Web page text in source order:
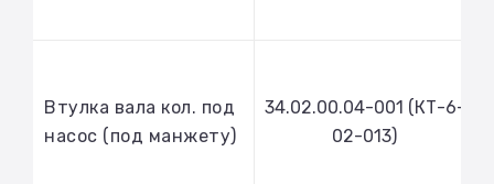
Втулка вала кол. под
насос (под манжету)
34.02.00.04-001 (КТ-6-
02-013)